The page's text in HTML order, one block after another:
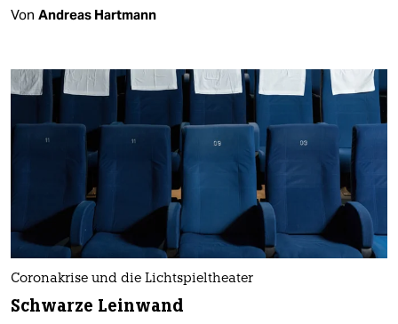
Von Andreas Hartmann
Coronakrise und die Lichtspieltheater
Schwarze Leinwand